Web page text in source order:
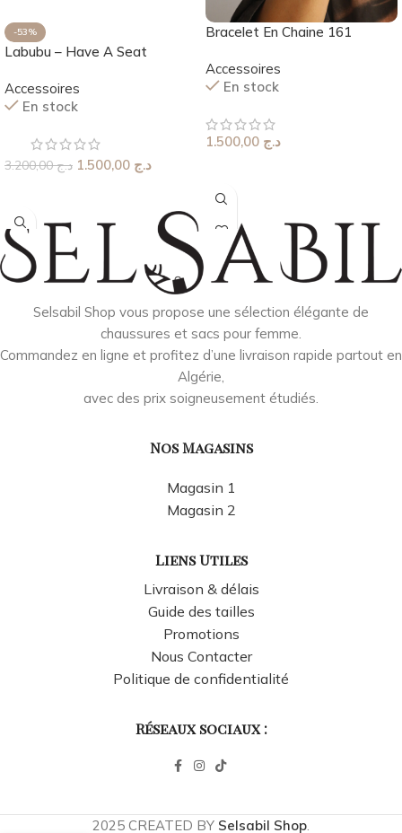
-53%
Labubu – Have A Seat
Accessoires
En stock
د.ج3.200,00 د.ج
Bracelet En Chaine 161
Accessoires
En stock
د.ج
Selsabil Shop vous propose une sélection élégante de
chaussures et sacs pour femme.
Commandez en ligne et profitez d’une livraison rapide partout en
Algérie,
avec des prix soigneusement étudiés.
Nos Magasins
Magasin 1
Magasin 2
Liens Utiles
Livraison & délais
Guide des tailles
Promotions
Nous Contacter
Politique de confidentialité
Réseaux sociaux :
2025 CREATED BY Selsabil Shop.